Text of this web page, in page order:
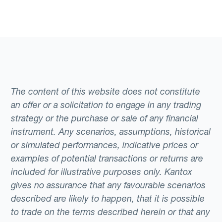
The content of this website does not constitute
an offer or a solicitation to engage in any trading
strategy or the purchase or sale of any financial
instrument. Any scenarios, assumptions, historical
or simulated performances, indicative prices or
examples of potential transactions or returns are
included for illustrative purposes only. Kantox
gives no assurance that any favourable scenarios
described are likely to happen, that it is possible
to trade on the terms described herein or that any